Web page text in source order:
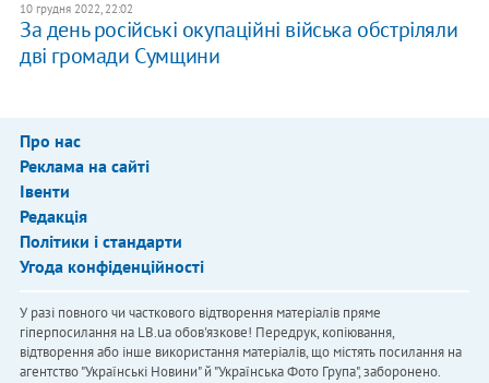
10 грудня 2022, 22:02
За день російські окупаційні війська обстріляли
дві громади Сумщини
Про нас
Реклама на сайті
Івенти
Редакція
Політики і стандарти
Угода конфіденційності
У разі повного чи часткового відтворення матеріалів пряме
гіперпосилання на LB.ua обов'язкове! Передрук, копіювання,
відтворення або інше використання матеріалів, що містять посилання на
агентство "Українськi Новини" й "Українська Фото Група", заборонено.